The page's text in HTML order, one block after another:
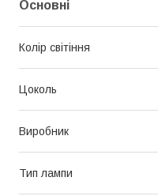
Основні
Колір світіння
Цоколь
Виробник
Тип лампи